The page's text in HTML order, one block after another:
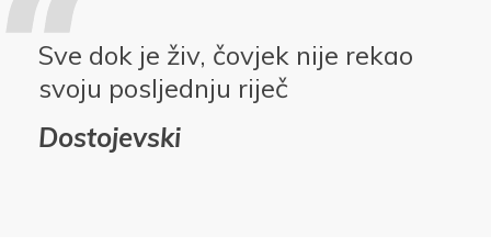
Sve dok je živ, čovjek nije rekao
svoju posljednju riječ
Dostojevski